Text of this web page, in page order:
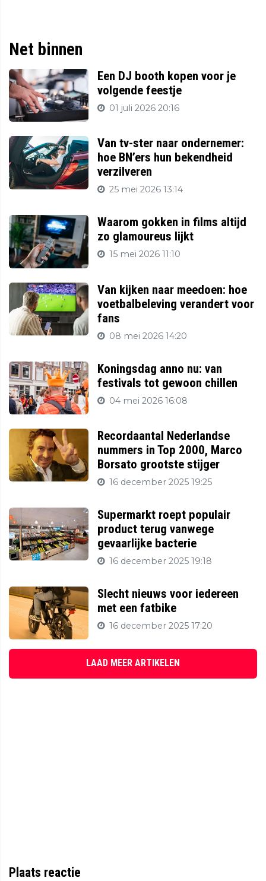
Net binnen
Een DJ booth kopen voor je
volgende feestje
01 juli 2026 20:16
Van tv-ster naar ondernemer:
hoe BN’ers hun bekendheid
verzilveren
25 mei 2026 13:14
Waarom gokken in films altijd
zo glamoureus lijkt
15 mei 2026 11:10
Van kijken naar meedoen: hoe
voetbalbeleving verandert voor
fans
08 mei 2026 14:20
Koningsdag anno nu: van
festivals tot gewoon chillen
04 mei 2026 16:08
Recordaantal Nederlandse
nummers in Top 2000, Marco
Borsato grootste stijger
16 december 2025 19:25
Supermarkt roept populair
product terug vanwege
gevaarlijke bacterie
16 december 2025 19:18
Slecht nieuws voor iedereen
met een fatbike
16 december 2025 17:20
LAAD MEER ARTIKELEN
Plaats reactie